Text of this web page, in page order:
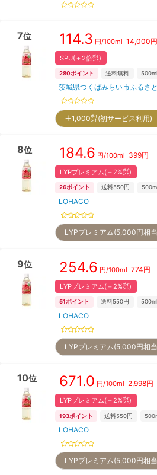
7位 114.3 円/100ml 14,000円
SPU(＋2倍㌽)
280ポイント 送料無料
茨城県つくばみらい市ふるさ
＋1,000㌽(初サービス利用)
8位 184.6 円/100ml 399円
LYPプレミアム(＋2%㌽)
26ポイント 送料550円
LOHACO
LYPプレミアム(5,000円相
9位 254.6 円/100ml 774円
LYPプレミアム(＋2%㌽)
51ポイント 送料550円
LOHACO
LYPプレミアム(5,000円相
10位 671.0 円/100ml 2,998円
LYPプレミアム(＋2%㌽)
193ポイント 送料550円
LOHACO
LYPプレミアム(5,000円相